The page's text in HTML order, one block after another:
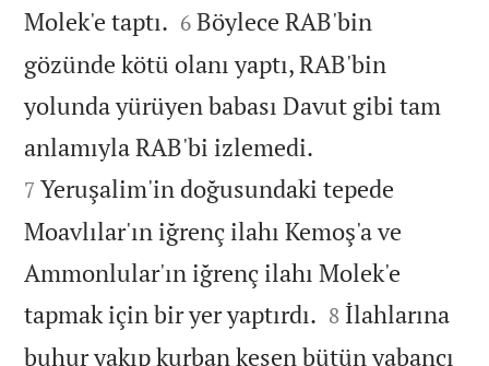
Molek'e taptı. 

6 Böylece RAB'bin
gözünde kötü olanı yaptı, RAB'bin
yolunda yürüyen babası Davut gibi tam
anlamıyla RAB'bi izlemedi.
7 Yeruşalim'in doğusundaki tepede
Moavlılar'ın iğrenç ilahı Kemoş'a ve
Ammonlular'ın iğrenç ilahı Molek'e
tapmak için bir yer yaptırdı. 

8 İlahlarına
buhur yakıp kurban kesen bütün yabancı